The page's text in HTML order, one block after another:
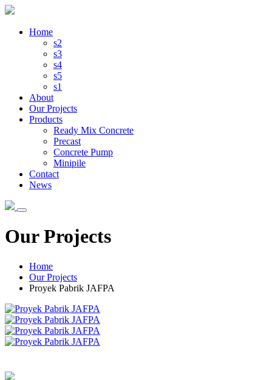
Home
s2
s3
s4
s5
s1
About
Our Projects
Products
Ready Mix Concrete
Precast
Concrete Pump
Minipile
Contact
News
Our Projects
Home
Our Projects
Proyek Pabrik JAFPA